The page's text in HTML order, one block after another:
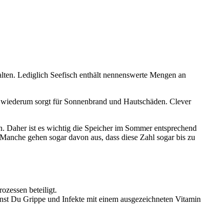
Lediglich Seefisch enthält nennenswerte Mengen an
sorgt für Sonnenbrand und Hautschäden. Clever
ist es wichtig die Speicher im Sommer entsprechend
gehen sogar davon aus, dass diese Zahl sogar bis zu
beteiligt.
Du Grippe und Infekte mit einem ausgezeichneten Vitamin